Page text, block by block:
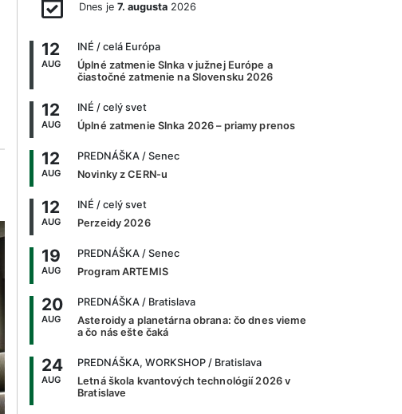
Dnes je 7. augusta2026
12
AUG
INÉ / celá Európa
Úplné zatmenie Slnka v južnej Európe a
čiastočné zatmenie na Slovensku 2026
12
AUG
INÉ / celý svet
Úplné zatmenie Slnka 2026 – priamy prenos
12
AUG
PREDNÁŠKA / Senec
Novinky z CERN-u
12
AUG
INÉ / celý svet
Perzeidy 2026
19
AUG
PREDNÁŠKA / Senec
Program ARTEMIS
20
AUG
PREDNÁŠKA / Bratislava
Asteroidy a planetárna obrana: čo dnes vieme
a čo nás ešte čaká
24
AUG
PREDNÁŠKA, WORKSHOP / Bratislava
Letná škola kvantových technológií 2026 v
Bratislave